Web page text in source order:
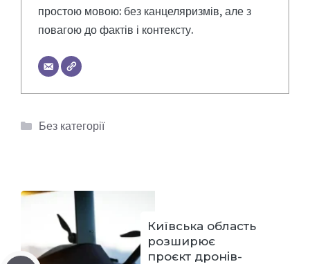
простою мовою: без канцеляризмів, але з
повагою до фактів і контексту.
Категорії
Без категорії
Київська область
розширює
проєкт дронів-